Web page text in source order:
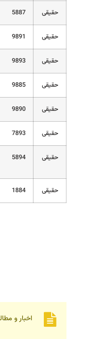
حقیقی 5887
حقیقی 9891
حقیقی 9893
حقیقی 9885
حقیقی 9890
حقیقی 7893
حقیقی 5894
حقیقی 1884
اخبار و